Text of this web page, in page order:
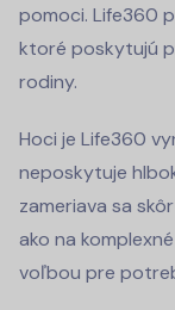
pomoci. Life360
ktoré poskytujú
rodiny.
Hoci je Life360
neposkytuje
zameriava sa
ako na
voľbou pre